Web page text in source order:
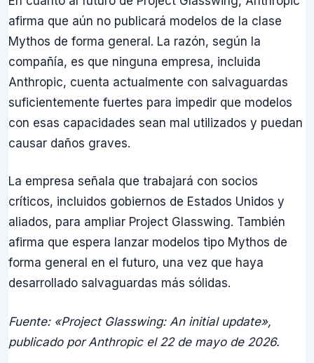
afirma que aún no publicará modelos de la clase
Mythos de forma general. La razón, según la
compañía, es que ninguna empresa, incluida
Anthropic, cuenta actualmente con salvaguardas
suficientemente fuertes para impedir que modelos
con esas capacidades sean mal utilizados y puedan
causar daños graves.
La empresa señala que trabajará con socios
críticos, incluidos gobiernos de Estados Unidos y
aliados, para ampliar Project Glasswing. También
afirma que espera lanzar modelos tipo Mythos de
forma general en el futuro, una vez que haya
desarrollado salvaguardas más sólidas.
Fuente: «Project Glasswing: An initial update»,
publicado por Anthropic el 22 de mayo de 2026.